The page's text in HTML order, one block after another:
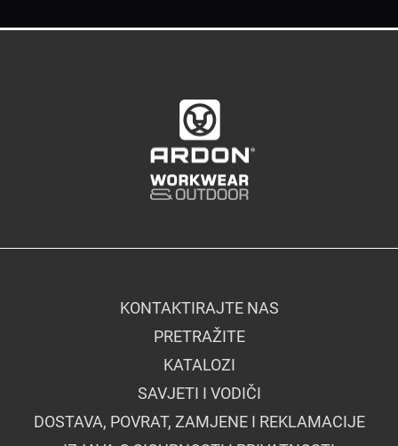
KONTAKTIRAJTE NAS
PRETRAŽITE
KATALOZI
SAVJETI I VODIČI
DOSTAVA, POVRAT, ZAMJENE I REKLAMACIJE